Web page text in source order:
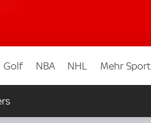
Golf NBA NHL Mehr Sport